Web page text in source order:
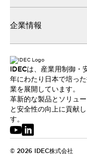
企業情報
IDECは、産業用制御・
年にわたり日本で培っ
業を展開しています。
革新的な製品とソリュ
と安全性の向上に貢献
す。
© 2026 IDEC株式会社